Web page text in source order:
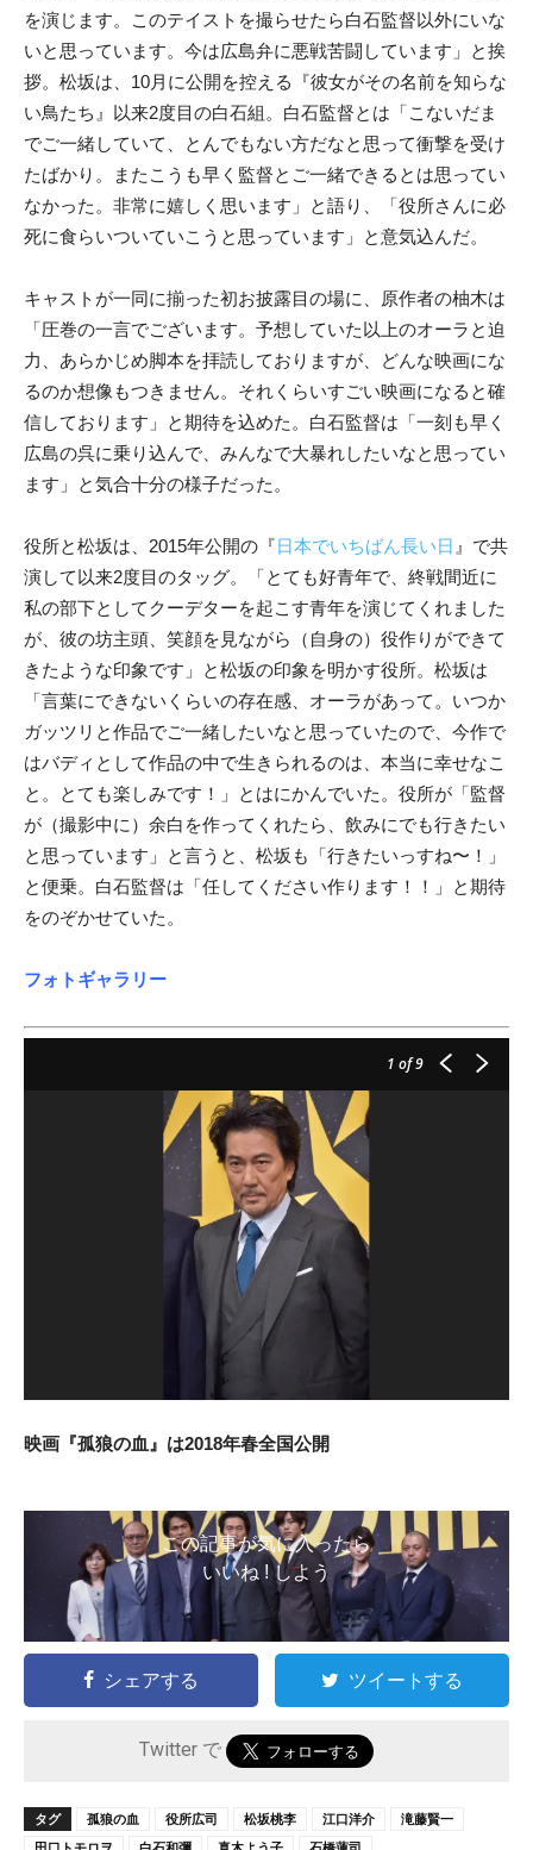
を演じます。このテイストを撮らせたら白石監督以外にいな
いと思っています。今は広島弁に悪戦苦闘しています」と挨
拶。松坂は、10月に公開を控える『彼女がその名前を知らな
い鳥たち』以来2度目の白石組。白石監督とは「こないだま
でご一緒していて、とんでもない方だなと思って衝撃を受け
たばかり。またこうも早く監督とご一緒できるとは思ってい
なかった。非常に嬉しく思います」と語り、「役所さんに必
死に食らいついていこうと思っています」と意気込んだ。
キャストが一同に揃った初お披露目の場に、原作者の柚木は
「圧巻の一言でございます。予想していた以上のオーラと迫
力、あらかじめ脚本を拝読しておりますが、どんな映画にな
るのか想像もつきません。それくらいすごい映画になると確
信しております」と期待を込めた。白石監督は「一刻も早く
広島の呉に乗り込んで、みんなで大暴れしたいなと思ってい
ます」と気合十分の様子だった。
役所と松坂は、2015年公開の『日本でいちばん長い日 』で共
演して以来2度目のタッグ。「とても好青年で、終戦間近に
私の部下としてクーデターを起こす青年を演じてくれました
が、彼の坊主頭、笑顔を見ながら（自身の）役作りができて
きたような印象です」と松坂の印象を明かす役所。松坂は
「言葉にできないくらいの存在感、オーラがあって。いつか
ガッツリと作品でご一緒したいなと思っていたので、今作で
はバディとして作品の中で生きられるのは、本当に幸せなこ
と。とても楽しみです！」とはにかんでいた。役所が「監督
が（撮影中に）余白を作ってくれたら、飲みにでも行きたい
と思っています」と言うと、松坂も「行きたいっすね〜！」
と便乗。白石監督は「任してください作ります！！」と期待
をのぞかせていた。
フォトギャラリー
1 of 9
映画『孤狼の血』は2018年春全国公開
この記事が気に入ったら
いいね ! しよう
シェアする ツイートする
Twitter で
タグ 孤狼の血 役所広司 松坂桃李 江口洋介
滝藤賢一
田口トモロヲ
白石和彌 真木よう子 石橋蓮司